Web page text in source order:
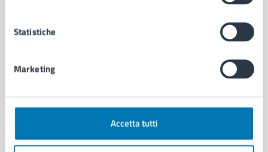
Statistiche
Marketing
Accetta tutti
Municipalità